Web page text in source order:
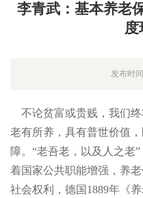
李青武：基本养老
度
发布时
不论贫富或贵贱，我们终
老有所养，具有普世价值
障。“老吾老，以及人之老
着国家公共职能增强，养
社会权利，德国 1889年《